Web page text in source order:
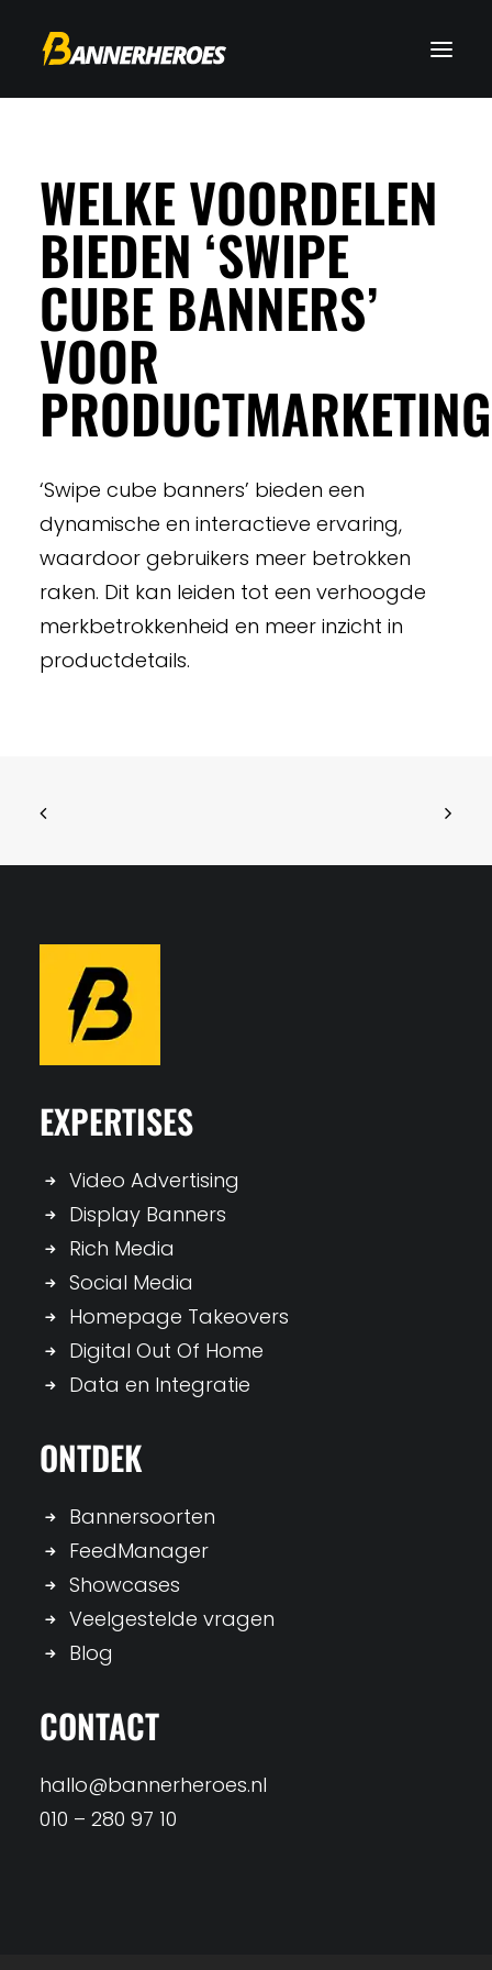
WELKE VOORDELEN
BIEDEN ‘SWIPE
CUBE BANNERS’
VOOR
‘Swipe cube banners’ bieden een
dynamische en interactieve ervaring,
waardoor gebruikers meer betrokken
raken. Dit kan leiden tot een verhoogde
merkbetrokkenheid en meer inzicht in
productdetails.
EXPERTISES
Video Advertising
Display Banners
Rich Media
Social Media
Homepage Takeovers
Digital Out Of Home
Data en Integratie
ONTDEK
Bannersoorten
FeedManager
Showcases
Veelgestelde vragen
Blog
CONTACT
hallo@bannerheroes.nl
010 – 280 97 10